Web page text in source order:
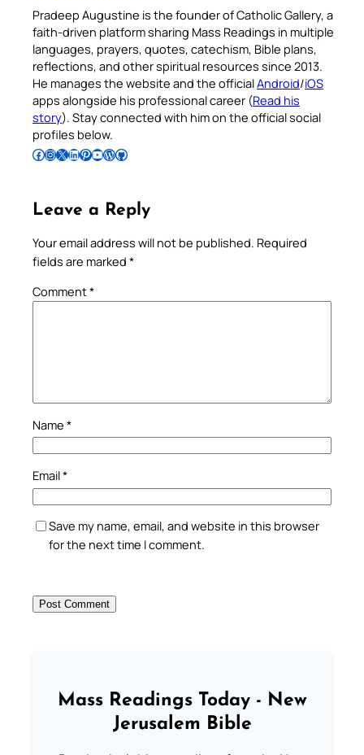
Pradeep Augustine is the founder of Catholic Gallery, a
faith-driven platform sharing Mass Readings in multiple
languages, prayers, quotes, catechism, Bible plans,
reflections, and other spiritual resources since 2013.
He manages the website and the officialAndroid/iOS
apps alongside his professional career (Read his
story). Stay connected with him on the official social
profiles below.
Follow Pradeep on Facebook Follow Pradeep on InstagramFollow Pradeep on X Follow Pradeep on LinkedIn Follow Pradeep on Pinterest Subscribe to Pradeep’s Youtube Channel Follow Pradeep on WordPress Follow Pradeep on GitHub
Leave a Reply
Your email address will not be published. Required
fields are marked *
Comment*
Name *
Email*
Save my name, email, and website in this browser
for the next time I comment.
Mass Readings Today - New
Jerusalem Bible